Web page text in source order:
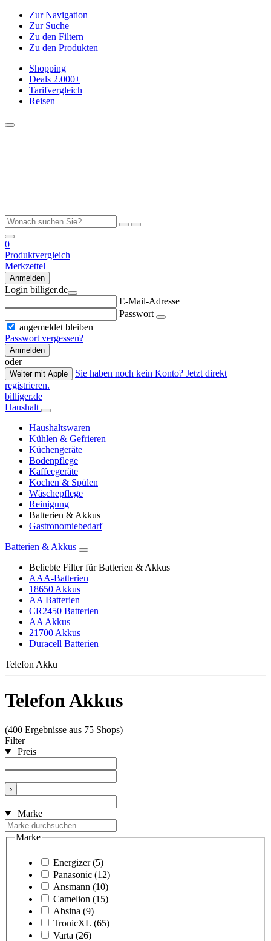
Zur Navigation
Zur Suche
Zu den Filtern
Zu den Produkten
Shopping
Deals 2.000+
Tarifvergleich
Reisen
0
Produktvergleich
Merkzettel
Anmelden
Login billiger.de
E-Mail-Adresse
Passwort
angemeldet bleiben
Passwort vergessen?
Anmelden
oder
Weiter mit Apple
Sie haben noch kein Konto? Jetzt direkt
registrieren.
billiger.de
Haushalt
Haushaltswaren
Kühlen & Gefrieren
Küchengeräte
Bodenpflege
Kaffeegeräte
Kochen & Spülen
Wäschepflege
Reinigung
Batterien & Akkus
Gastronomiebedarf
Batterien & Akkus
Beliebte Filter für Batterien & Akkus
AAA-Batterien
18650 Akkus
AA Batterien
CR2450 Batterien
AA Akkus
21700 Akkus
Duracell Batterien
Telefon Akku
Telefon Akkus
(400 Ergebnisse aus 75 Shops)
Filter
Preis
›
Marke
Marke
Energizer (5)
Panasonic (12)
Ansmann (10)
Camelion (15)
Absina (9)
TronicXL (65)
Varta (26)